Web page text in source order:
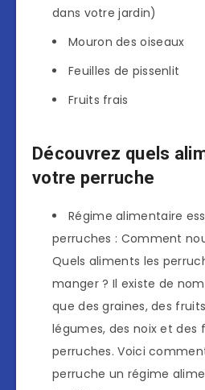
dans votre jardin)
Mouron des oiseaux
Feuilles de pissenlit
Fruits frais
Découvrez quels
votre perruche
Régime alimentaire
perruches : Comment
Quels aliments les
manger ? Il existe de
que des graines, des
légumes, des noix et des
perruches. Voici
perruche un régime